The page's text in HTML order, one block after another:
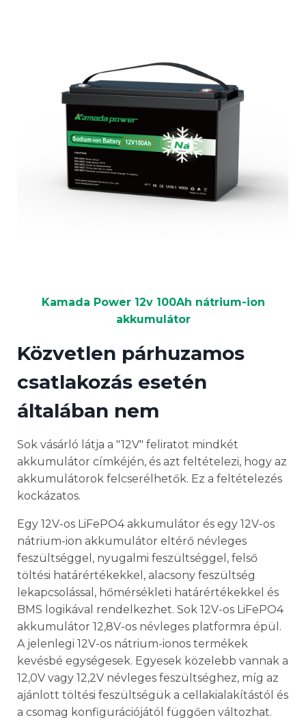
Kamada Power 12v 100Ah nátrium-ion
akkumulátor
Közvetlen párhuzamos
csatlakozás esetén
általában nem
Sok vásárló látja a "12V" feliratot mindkét
akkumulátor címkéjén, és azt feltételezi, hogy az
akkumulátorok felcserélhetők. Ez a feltételezés
kockázatos.
Egy 12V-os LiFePO4 akkumulátor és egy 12V-os
nátrium-ion akkumulátor eltérő névleges
feszültséggel, nyugalmi feszültséggel, felső
töltési határértékekkel, alacsony feszültség
lekapcsolással, hőmérsékleti határértékekkel és
BMS logikával rendelkezhet. Sok 12V-os LiFePO4
akkumulátor 12,8V-os névleges platformra épül.
A jelenlegi 12V-os nátrium-ionos termékek
kevésbé egységesek. Egyesek közelebb vannak a
12,0V vagy 12,2V névleges feszültséghez, míg az
ajánlott töltési feszültségük a cellakialakítástól és
a csomag konfigurációjától függően változhat.